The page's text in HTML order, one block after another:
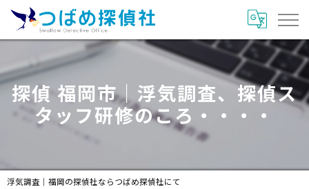
探偵 福岡市｜浮気調査、探偵ス
タッフ研修のころ・・・・
浮気調査｜福岡の探偵社ならつばめ探偵社にて